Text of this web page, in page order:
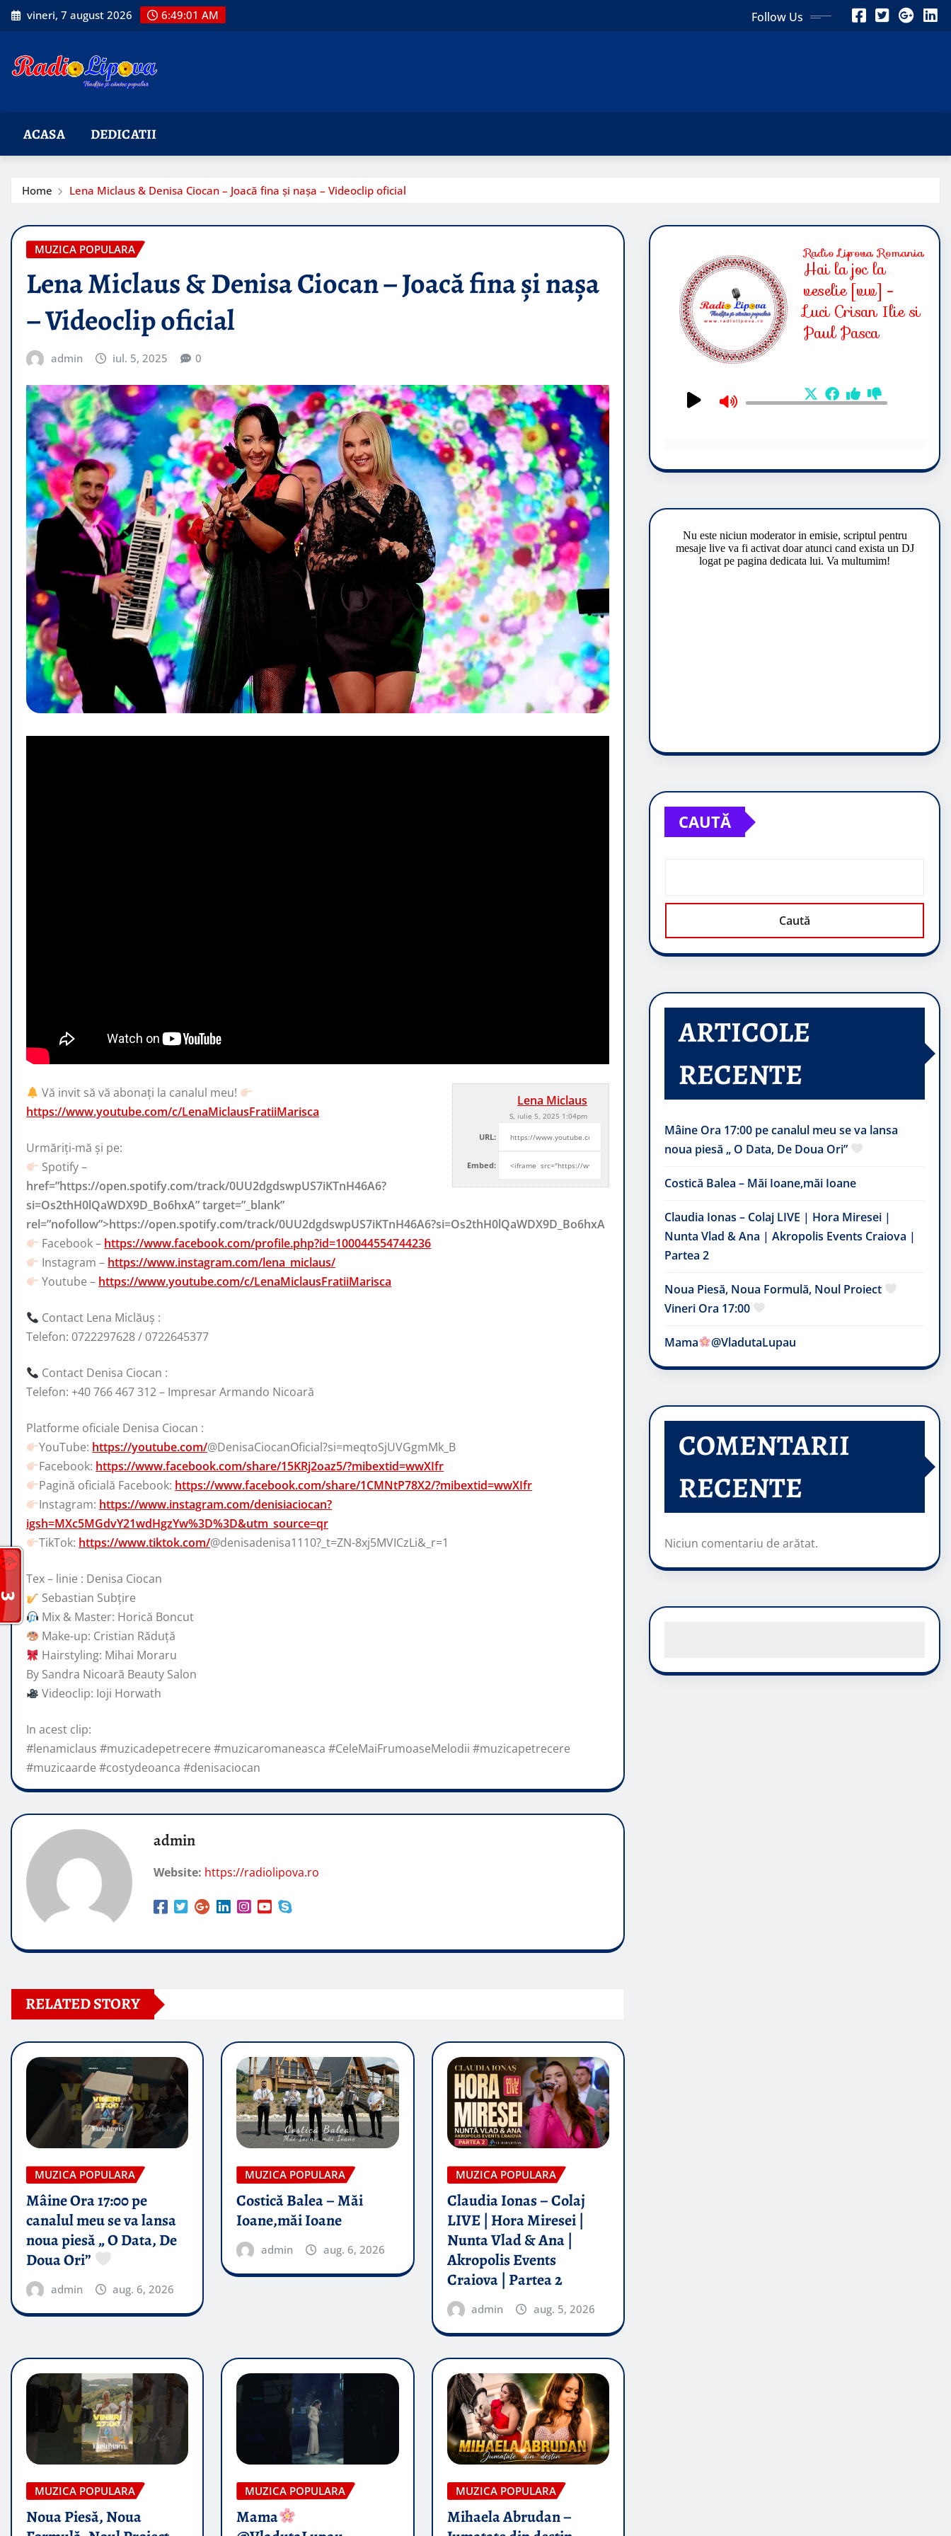
Skip
to
vineri, 7 august 2026 6:49:02 AM Follow Us
ACASA DEDICATII
Home Lena Miclaus & Denisa Ciocan – Joacă fina și nașa – Videoclip oficial
MUZICA POPULARA
Lena Miclaus & Denisa Ciocan – Joacă fina și nașa
– Videoclip oficial
admin iul. 5, 2025 0
Lena Miclaus
S, iulie 5, 2025 1:04pm
URL:
Embed:
Vă invit să vă abonați la canalul meu!
https://www.youtube.com/c/LenaMiclausFratiiMarisca
Urmăriți-mă și pe:
Spotify –
href=”https://open.spotify.com/track/0UU2dgdswpUS7iKTnH46A6?
si=Os2thH0lQaWDX9D_Bo6hxA” target=”_blank”
rel=”nofollow”>https://open.spotify.com/track/0UU2dgdswpUS7iKTnH46A6?si=Os2thH0lQaWDX9D_Bo6hxA
Facebook – https://www.facebook.com/profile.php?id=100044554744236
Instagram – https://www.instagram.com/lena_miclaus/
Youtube – https://www.youtube.com/c/LenaMiclausFratiiMarisca
Contact Lena Miclăuș :
Telefon: 0722297628 / 0722645377
Contact Denisa Ciocan :
Telefon: +40 766 467 312 – Impresar Armando Nicoară
Platforme oficiale Denisa Ciocan :
YouTube: https://youtube.com/@DenisaCiocanOficial?si=meqtoSjUVGgmMk_B
Facebook: https://www.facebook.com/share/15KRj2oaz5/?mibextid=wwXIfr
Pagină oficială Facebook: https://www.facebook.com/share/1CMNtP78X2/?mibextid=wwXIfr
Instagram: https://www.instagram.com/denisiaciocan?
igsh=MXc5MGdvY21wdHgzYw%3D%3D&utm_source=qr
TikTok: https://www.tiktok.com/@denisadenisa1110?_t=ZN-8xj5MVICzLi&_r=1
Tex – linie : Denisa Ciocan
Sebastian Subțire
Mix & Master: Horică Boncut
Make-up: Cristian Răduță
Hairstyling: Mihai Moraru
By Sandra Nicoară Beauty Salon
Videoclip: Ioji Horwath
In acest clip:
#lenamiclaus #muzicadepetrecere #muzicaromaneasca #CeleMaiFrumoaseMelodii #muzicapetrecere
#muzicaarde #costydeoanca #denisaciocan
admin
Website: https://radiolipova.ro
RELATED STORY
MUZICA POPULARA
Mâine Ora 17:00 pe
canalul meu se va lansa
noua piesă „ O Data, De
Doua Ori”
admin aug. 6, 2026
MUZICA POPULARA
Costică Balea – Măi
Ioane,măi Ioane
admin aug. 6, 2026
MUZICA POPULARA
Claudia Ionas – Colaj
LIVE | Hora Miresei |
Nunta Vlad & Ana |
Akropolis Events
Craiova | Partea 2
admin aug. 5, 2026
MUZICA POPULARA
Noua Piesă, Noua
MUZICA POPULARA
Mama
MUZICA POPULARA
Mihaela Abrudan –
CAUTĂ
Caută
ARTICOLE
RECENTE
Mâine Ora 17:00 pe canalul meu se va lansa
noua piesă „ O Data, De Doua Ori”
Costică Balea – Măi Ioane,măi Ioane
Claudia Ionas – Colaj LIVE | Hora Miresei |
Nunta Vlad & Ana | Akropolis Events Craiova |
Partea 2
Noua Piesă, Noua Formulă, Noul Proiect
Vineri Ora 17:00
Mama @VladutaLupau
COMENTARII
RECENTE
Niciun comentariu de arătat.